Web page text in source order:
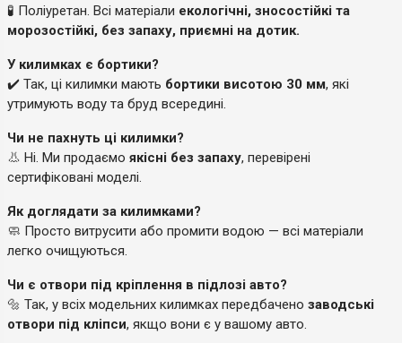
🧪 Поліуретан. Всі матеріали екологічні, зносостійкі та
морозостійкі, без запаху, приємні на дотик.
У килимках є бортики?
✔️ Так, ці килимки мають бортики висотою 30 мм, які
утримують воду та бруд всередині.
Чи не пахнуть ці килимки?
👃 Ні. Ми продаємо якісні без запаху, перевірені
сертифіковані моделі.
Як доглядати за килимками?
🧼 Просто витрусити або промити водою — всі матеріали
легко очищуються.
Чи є отвори під кріплення в підлозі авто?
🔩 Так, у всіх модельних килимках передбачено заводські
отвори під кліпси, якщо вони є у вашому авто.